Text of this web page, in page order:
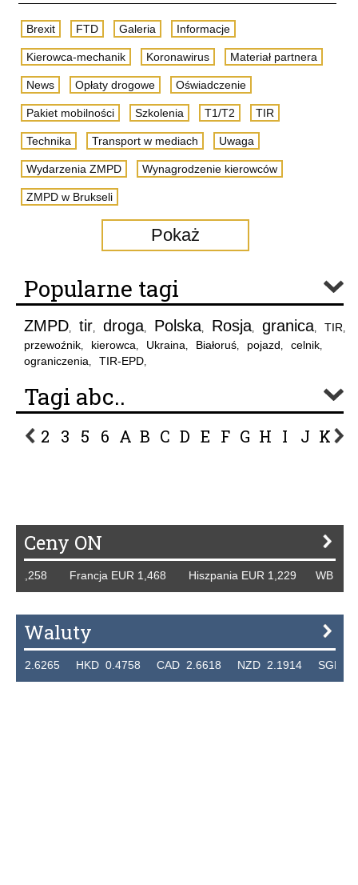
Brexit FTD Galeria Informacje
Kierowca-mechanik Koronawirus Materiał partnera
News Opłaty drogowe Oświadczenie
Pakiet mobilności Szkolenia T1/T2 TIR
Technika Transport w mediach Uwaga
Wydarzenia ZMPD Wynagrodzenie kierowców
ZMPD w Brukseli
Pokaż
Popularne tagi
ZMPD, tir, droga, Polska, Rosja, granica, TIR,
przewoźnik, kierowca, Ukraina, Białoruś, pojazd, celnik,
ograniczenia, TIR-EPD,
Tagi abc..
2 3 5 6 A B C D E F G H I J K L
Ceny ON
Francja EUR 1,468 Hiszpania EUR 1,229 WB GBP
Waluty
HKD 0.4758 CAD 2.6618 NZD 2.1914 SGD